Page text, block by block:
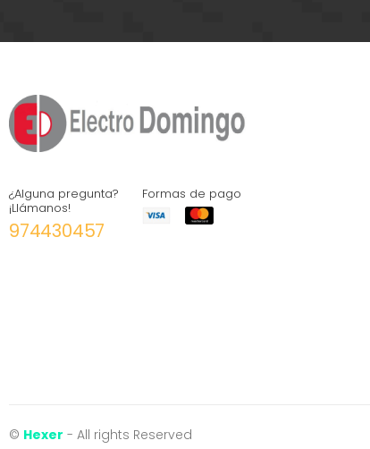
¿Alguna pregunta?
¡Llámanos!
974430457
Formas de pago
© Hexer - All rights Reserved